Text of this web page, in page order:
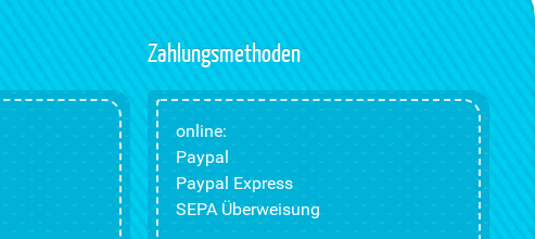
Zahlungsmethoden
online:
Paypal
Paypal Express
SEPA Überweisung